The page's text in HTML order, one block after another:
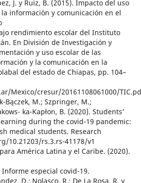
J. y Ruiz, B. (2015). Impacto del uso
información y comunicación en el
rendimiento escolar del Instituto
En División de Investigación y
y uso escolar de las
y la comunicación en la
del estado de Chiapas, pp. 104–
Mexico/cresur/20161108061000/
Bączek, M.; Szpringer, M.;
ka-Kapłon, B. (2020). Students’
during the covid-19 pandemic:
medical students. Research
10.21203/rs.3.rs-41178/v1
América Latina y el Caribe. (2020).
especial covid-19.
D.; Nolasco, R.; De La Rosa, R. y